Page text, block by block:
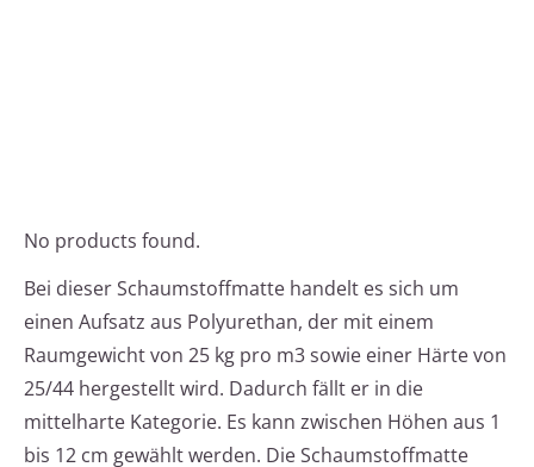
No products found.
Bei dieser Schaumstoffmatte handelt es sich um
einen Aufsatz aus Polyurethan, der mit einem
Raumgewicht von 25 kg pro m3 sowie einer Härte von
25/44 hergestellt wird. Dadurch fällt er in die
mittelharte Kategorie. Es kann zwischen Höhen aus 1
bis 12 cm gewählt werden. Die Schaumstoffmatte